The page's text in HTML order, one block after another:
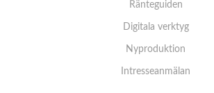
Ränteguiden
Digitala verktyg
Nyproduktion
Intresseanmälan